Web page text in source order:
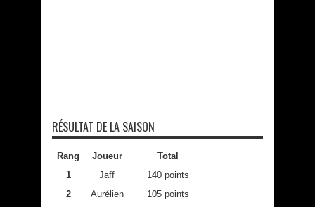
RÉSULTAT DE LA SAISON
Rang Joueur
Total
1
Jaff
140 points
2
Aurélien 105 points